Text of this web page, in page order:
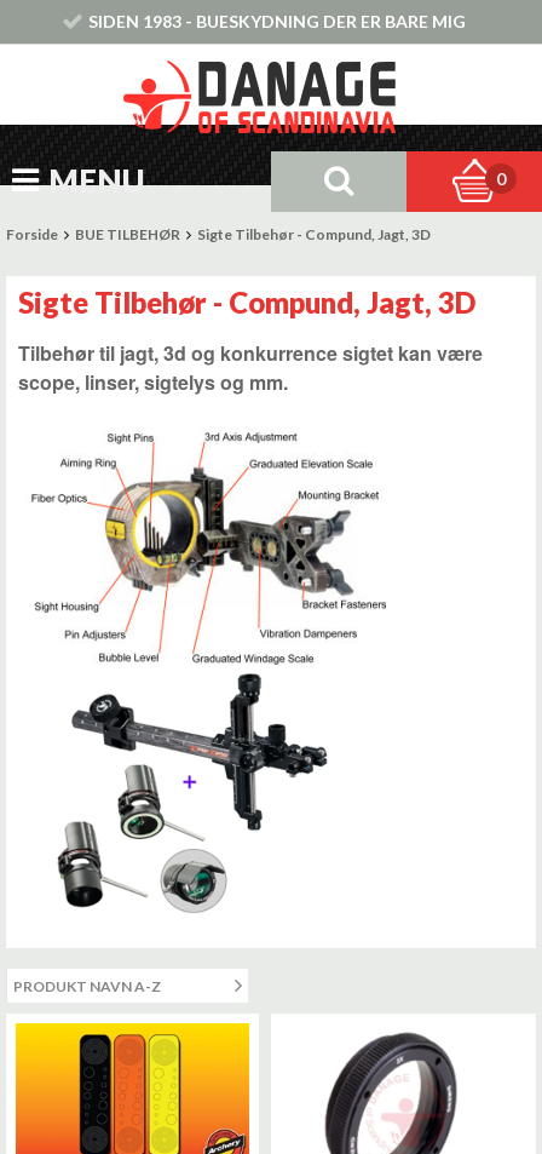
SIDEN 1983 - BUESKYDNING DER ER BARE MIG
MENU 0
Forside BUE TILBEHØR Sigte Tilbehør - Compund, Jagt, 3D
Sigte Tilbehør - Compund, Jagt, 3D
Tilbehør til jagt, 3d og konkurrence sigtet kan være
scope, linser, sigtelys og mm.